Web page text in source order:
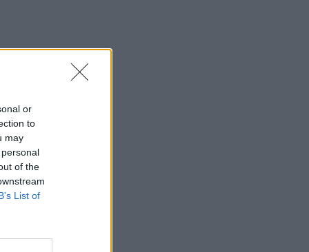
or
to
may
of the
List of